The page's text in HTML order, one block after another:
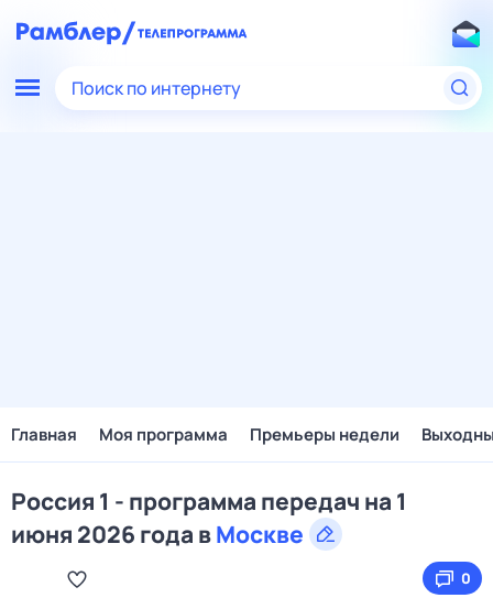
Поиск по интернету
Главная Моя программа Премьеры недели
Россия 1 - программа передач на 1
июня 2026 года вМоскве
0